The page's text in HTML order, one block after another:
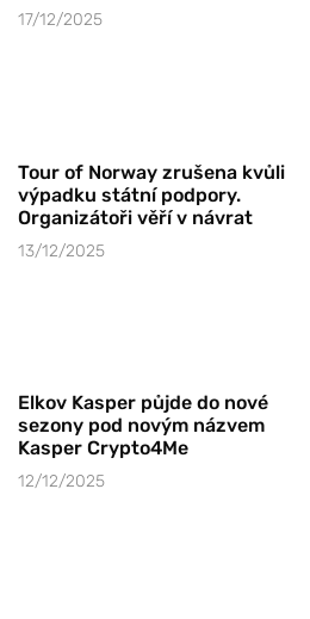
17/12/2025
Tour of Norway zrušena kvůli
výpadku státní podpory.
Organizátoři věří v návrat
13/12/2025
Elkov Kasper půjde do nové
sezony pod novým názvem
Kasper Crypto4Me
12/12/2025